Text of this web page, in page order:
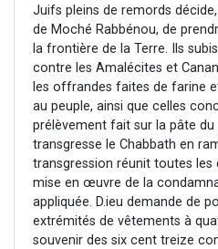
Juifs pleins de remords
de Moché Rabbénou, de
la frontière de la Terre. Ils
contre les Amalécites et
les offrandes faites de farine
au peuple, ainsi que celles
prélèvement fait sur la pâte du
transgresse le Chabbath en
transgression réunit toutes les
mise en œuvre de la
appliquée. D.ieu demande de
extrémités de vêtements à
souvenir des six cent treize